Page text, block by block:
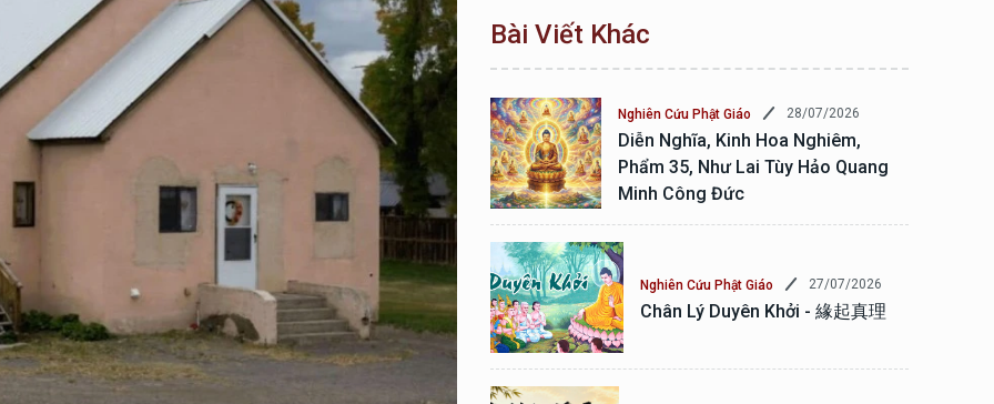
Bài Viết Khác
Nghiên Cứu Phật Giáo 28/07/2026
Diễn Nghĩa, Kinh Hoa Nghiêm,
Phẩm 35, Như Lai Tùy Hảo Quang
Minh Công Đức
Nghiên Cứu Phật Giáo 27/07/2026
Chân Lý Duyên Khởi - 緣起真理